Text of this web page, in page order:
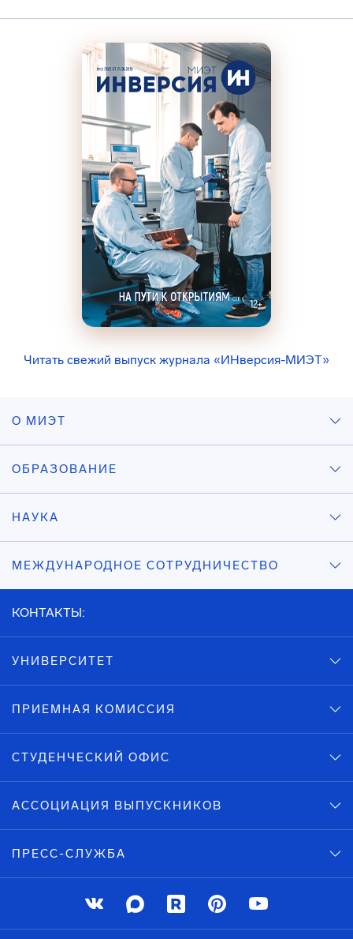
Читать свежий выпуск журнала «ИНверсия-МИЭТ»
О МИЭТ
ОБРАЗОВАНИЕ
НАУКА
МЕЖДУНАРОДНОЕ СОТРУДНИЧЕСТВО
КОНТАКТЫ:
УНИВЕРСИТЕТ
ПРИЕМНАЯ КОМИССИЯ
СТУДЕНЧЕСКИЙ ОФИС
АССОЦИАЦИЯ ВЫПУСКНИКОВ
ПРЕСС-СЛУЖБА